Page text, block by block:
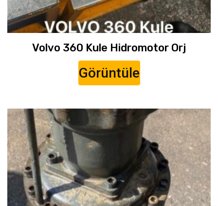
Volvo 360 Kule Hidromotor Orj
Görüntüle